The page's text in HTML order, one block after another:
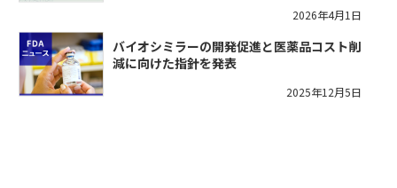
2026年4月1日
バイオシミラーの開発促進と医薬品コスト削
減に向けた指針を発表
2025年12月5日